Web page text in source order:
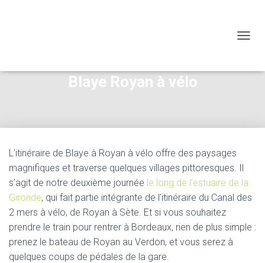
Blaye Royan à vélo
L’itinéraire de Blaye à Royan à vélo offre des paysages
magnifiques et traverse quelques villages pittoresques. Il
s’agit de notre deuxième journée le long de l’estuaire de la
Gironde, qui fait partie intégrante de l’itinéraire du Canal des
2 mers à vélo, de Royan à Sète. Et si vous souhaitez
prendre le train pour rentrer à Bordeaux, rien de plus simple :
prenez le bateau de Royan au Verdon, et vous serez à
quelques coups de pédales de la gare.